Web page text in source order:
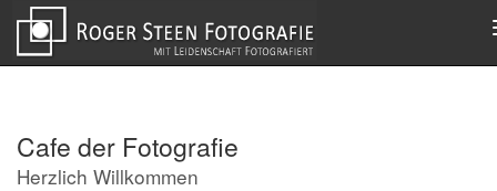
Cafe der Fotografie
Herzlich Willkommen